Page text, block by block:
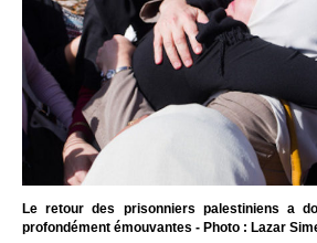
Le retour des prisonniers palestiniens a
profondément émouvantes - Photo : Lazar